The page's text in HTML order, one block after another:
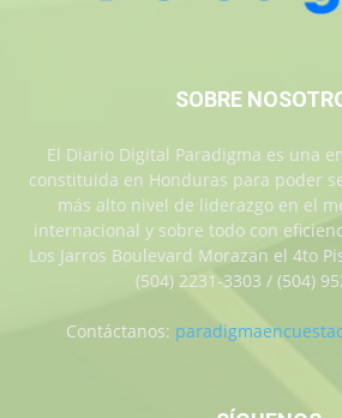
SOBRE
El Diario Digital Paradigma es una
constituida en Honduras para poder
más alto nivel de liderazgo en el
internacional y sobre todo con
Los Jarros Boulevard Morazan el 4to
(504) 2231-3303 / (504)
Contáctanos: